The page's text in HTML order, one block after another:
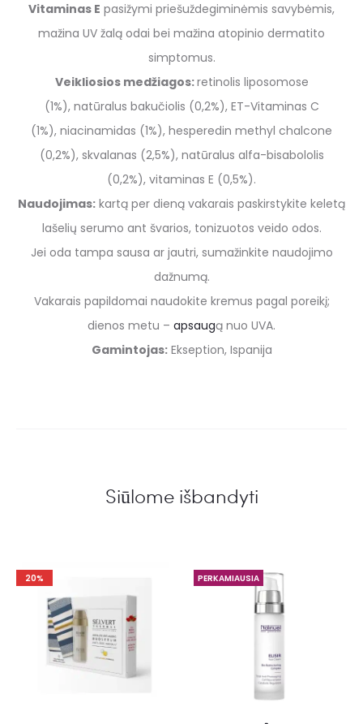
Vitaminas E pasižymi priešuždegiminėmis savybėmis,
mažina UV žalą odai bei mažina atopinio dermatito
simptomus.
Veikliosios medžiagos:retinolis liposomose
(1%), natūralus bakučiolis (0,2%), ET-Vitaminas C
(1%), niacinamidas (1%), hesperedin methyl chalcone
(0,2%), skvalanas (2,5%), natūralus alfa-bisabololis
(0,2%), vitaminas E (0,5%).
Naudojimas: kartą per dieną vakarais paskirstykite keletą
lašelių serumo ant švarios, tonizuotos veido odos.
Jei oda tampa sausa ar jautri, sumažinkite naudojimo
dažnumą.
Vakarais papildomai naudokite kremus pagal poreikį;
dienos metu – apsaugą nuo UVA.
Gamintojas:Ekseption, Ispanija
Siūlome išbandyti
20% PERKAMIAUSIA